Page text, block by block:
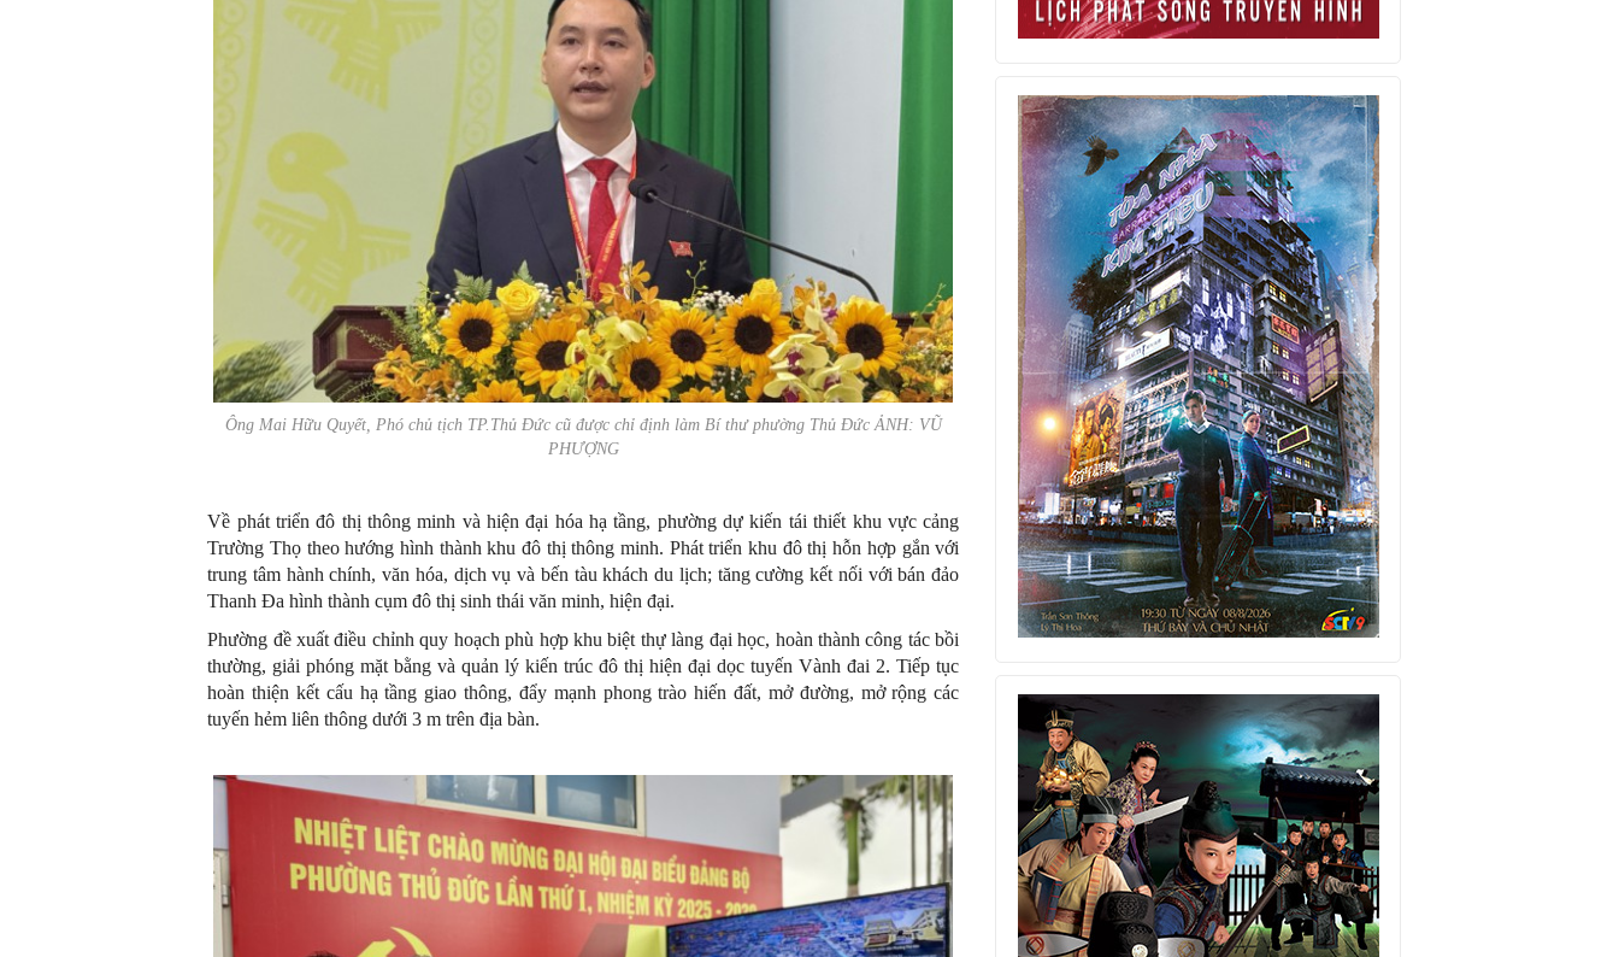
Ông Mai Hữu Quyết, Phó chủ tịch TP.Thủ Đức cũ được chỉ định làm Bí thư phường Thủ Đức ẢNH: VŨ
PHƯỢNG
Về phát triển đô thị thông minh và hiện đại hóa hạ tầng, phường dự kiến tái thiết khu vực cảng
Trường Thọ theo hướng hình thành khu đô thị thông minh. Phát triển khu đô thị hỗn hợp gắn với
trung tâm hành chính, văn hóa, dịch vụ và bến tàu khách du lịch; tăng cường kết nối với bán đảo
Thanh Đa hình thành cụm đô thị sinh thái văn minh, hiện đại.
Phường đề xuất điều chỉnh quy hoạch phù hợp khu biệt thự làng đại học, hoàn thành công tác bồi
thường, giải phóng mặt bằng và quản lý kiến trúc đô thị hiện đại dọc tuyến Vành đai 2. Tiếp tục
hoàn thiện kết cấu hạ tầng giao thông, đẩy mạnh phong trào hiến đất, mở đường, mở rộng các
tuyến hẻm liên thông dưới 3 m trên địa bàn.